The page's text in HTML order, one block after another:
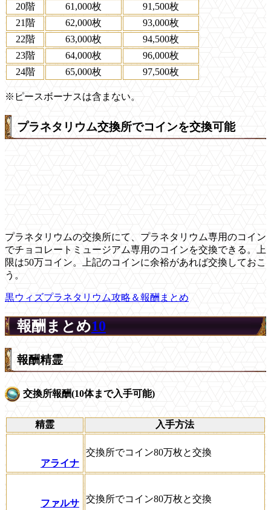
20階
61,000枚
91,500枚
21階
62,000枚
93,000枚
22階
63,000枚
94,500枚
23階
64,000枚
96,000枚
24階
65,000枚 97,500枚
※ピースボーナスは含まない。
プラネタリウム交換所でコインを交換可能
プラネタリウムの交換所にて、プラネタリウム専用のコイン
でチョコレートミュージアム専用のコインを交換できる。上
限は50万コイン。上記のコインに余裕があれば交換しておこ
う。
黒ウィズプラネタリウム攻略＆報酬まとめ
報酬まとめ10
報酬精霊
交換所報酬(10体まで入手可能)
精霊 入手方法
アライナ
交換所でコイン80万枚と交換
ファルサ
交換所でコイン80万枚と交換